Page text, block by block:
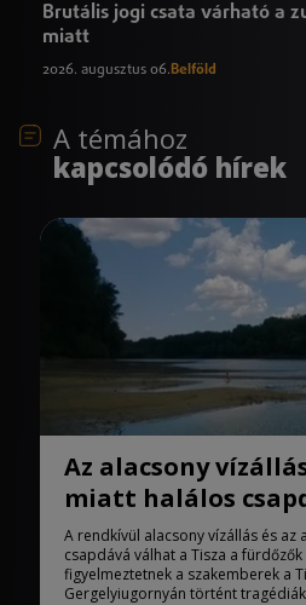
Brutális jogi csata várható a
miatt
2026. augusztus 06.Belföld
A témához
kapcsolódó hírek
Az alacsony
miatt halálos
Tisza
A rendkívül alacsony vízállás és az
csapdává válhat a Tisza a
figyelmeztetnek a szakemberek a
Gergelyiugornyán történt